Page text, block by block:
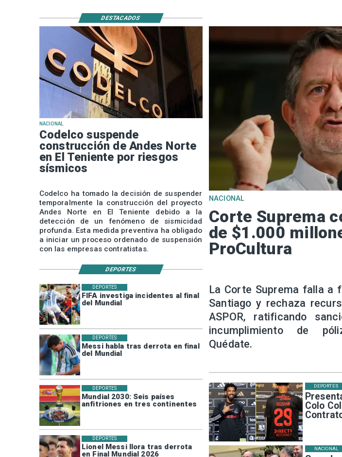
FIFA investiga incidentes al final
del Mundial
DEPORTES
Messi habla tras derrota en final
del Mundial
DEPORTES
Mundial 2030: Seis países
anfitriones en tres continentes
DEPORTES
Lionel Messi llora tras derrota
en Final Mundial 2026
DEPORTES
Colo
DEPORTES
NACIONAL
NACIONAL
Codelco suspende
construcción de Andes Norte
en El Teniente por riesgos
sísmicos
Codelco ha tomado la decisión de suspender
temporalmente la construcción del proyecto
Andes Norte en El Teniente debido a la
detección de un fenómeno de sismicidad
profunda. Esta medida preventiva ha obligado
a iniciar un proceso ordenado de suspensión
con las empresas contratistas.
NACIONAL
Corte Suprema
de $1.000
ProCultura
La Corte Suprema falla a
Santiago y rechaza
ASPOR, ratificando
incumplimiento de
Quédate.
DESTACADOS
DEPORTES